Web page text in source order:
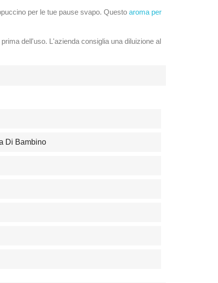
per le tue pause svapo. Questo aroma per
dell'uso. L'azienda consiglia una diluizione al
Di Bambino